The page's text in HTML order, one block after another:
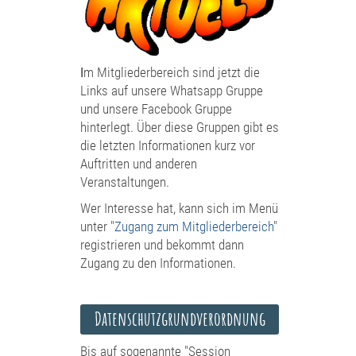
Im Mitgliederbereich sind jetzt die
Links auf unsere Whatsapp Gruppe
und unsere Facebook Gruppe
hinterlegt. Über diese Gruppen gibt es
die letzten Informationen kurz vor
Auftritten und anderen
Veranstaltungen.
Wer Interesse hat, kann sich im Menü
unter "Zugang zum Mitgliederbereich"
registrieren und bekommt dann
Zugang zu den Informationen.
Datenschutzgrundverordnung
Bis auf sogenannte "Session